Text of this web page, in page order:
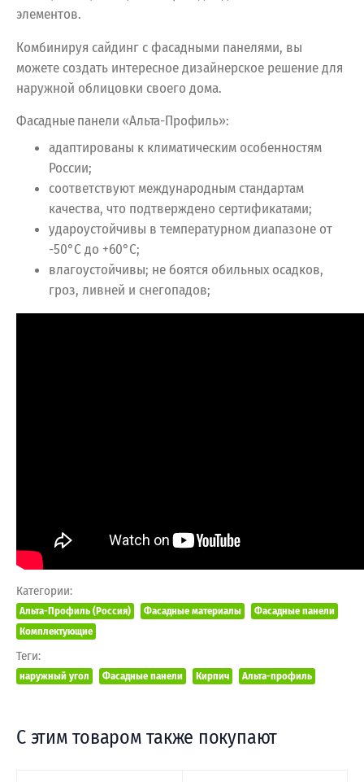
элементов.
Комбинируя сайдинг с фасадными панелями, вы
можете создать интересное дизайнерское решение для
наружной облицовки своего дома.
Фасадные панели «Альта-Профиль»:
адаптированы к климатическим особенностям
России;
соответствуют международным стандартам
качества, что подтверждено сертификатами;
удароустойчивы в температурном диапазоне от
-50°С до +60°С;
влагоустойчивы; не боятся обильных осадков,
гроз, ливней и снегопадов;
Категории:
Альта-Профиль (Россия) Фасадные материалы
Фасадные панели
Комплектующие
Теги:
наружный угол Фасадные панели Кирпич Альта-профиль
С этим товаром также покупают